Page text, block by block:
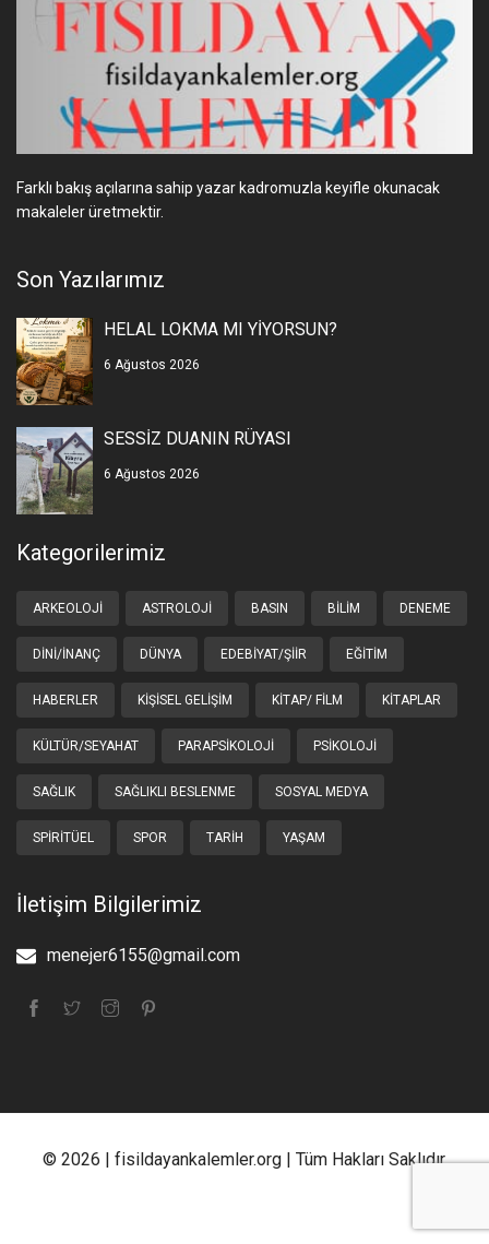
Farklı bakış açılarına sahip yazar kadromuzla keyifle okunacak
makaleler üretmektir.
Son Yazılarımız
HELAL LOKMA MI YİYORSUN?
6 Ağustos 2026
SESSİZ DUANIN RÜYASI
6 Ağustos 2026
Kategorilerimiz
ARKEOLOJI ASTROLOJI BASIN BILIM DENEME
DINI/İNANÇ DÜNYA EDEBIYAT/ŞIIR EĞITIM
HABERLER KIŞISEL GELIŞIM KITAP/ FILM KITAPLAR
KÜLTÜR/SEYAHAT PARAPSIKOLOJI PSIKOLOJI
SAĞLIK SAĞLIKLI BESLENME SOSYAL MEDYA
SPIRITÜEL SPOR TARIH YAŞAM
İletişim Bilgilerimiz
menejer6155@gmail.com
© 2026 | fisildayankalemler.org | Tüm Hakları Saklıdır.